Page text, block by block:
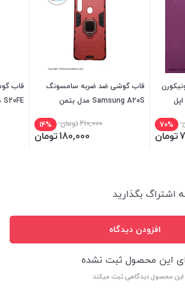
70%
تومان
قاب گوشی ضد ضربه سامسونگ
Samsung A20S مدل بتمن
210,000تومان 14%
180,000تومان
S20FE مدل پشت مات دور رنگی
اشتراگ بگذارید
افزودن دیدگاه
این محصول ثبت نشده
این محصول دیدگاهی ثبت میکند